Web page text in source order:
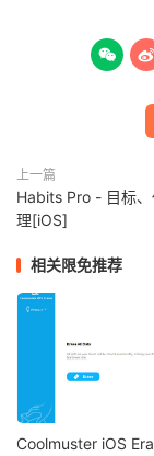
 
上一篇
Habits Pro - 目标
理[iOS]
相关限免推荐
Coolmuster iOS